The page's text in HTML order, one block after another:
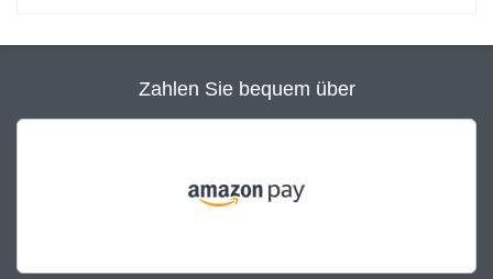
Zahlen Sie bequem über